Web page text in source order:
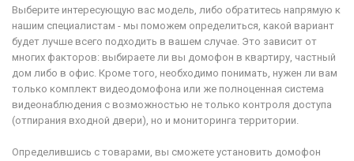
Выберите интересующую вас модель, либо обратитесь напрямую к
нашим специалистам - мы поможем определиться, какой вариант
будет лучше всего подходить в вашем случае. Это зависит от
многих факторов: выбираете ли вы домофон в квартиру, частный
дом либо в офис. Кроме того, необходимо понимать, нужен ли вам
только комплект видеодомофона или же полноценная система
видеонаблюдения с возможностью не только контроля доступа
(отпирания входной двери), но и мониторинга территории.
Определившись с товарами, вы сможете установить домофон